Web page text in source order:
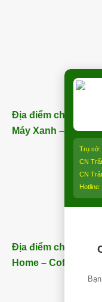
Địa điểm chi nhánh
Máy Xanh – Trảng
Địa điểm chi nhánh
Home – Coffee) –
Trụ sở:
CN
CN